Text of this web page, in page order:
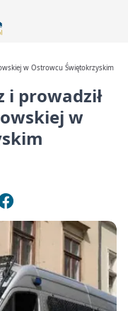
w Ostrowcu Świętokrzyskim
i prowadził
w